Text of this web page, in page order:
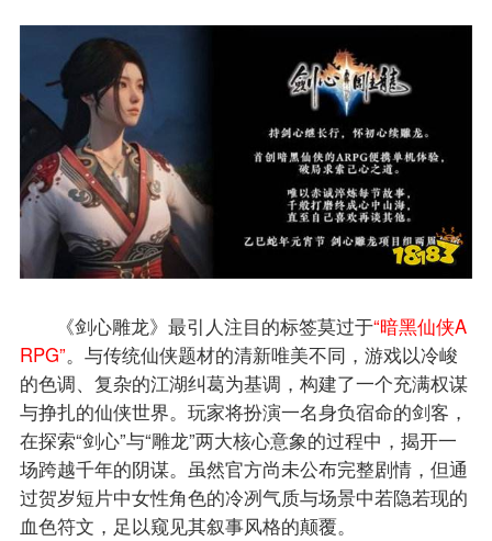
《剑心雕龙》最引人注目的标签莫过于“暗黑仙侠A
RPG”。与传统仙侠题材的清新唯美不同，游戏以冷峻
的色调、复杂的江湖纠葛为基调，构建了一个充满权谋
与挣扎的仙侠世界。玩家将扮演一名身负宿命的剑客，
在探索“剑心”与“雕龙”两大核心意象的过程中，揭开一
场跨越千年的阴谋。虽然官方尚未公布完整剧情，但通
过贺岁短片中女性角色的冷冽气质与场景中若隐若现的
血色符文，足以窥见其叙事风格的颠覆。